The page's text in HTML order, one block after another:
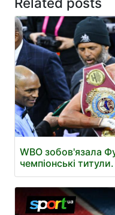
WBO зобов'язала
чемпіонські титули.